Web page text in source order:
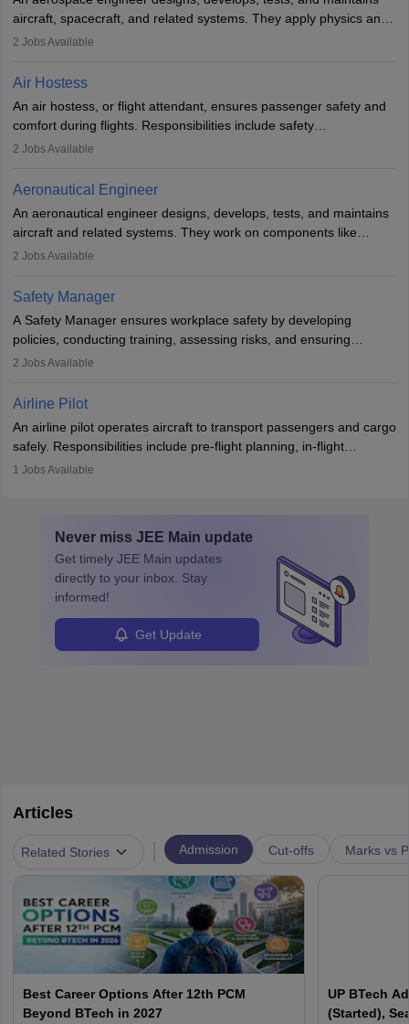
airline.
aircraft, spacecraft, and related systems. They apply physics and
engineering principles to improve aerospace technologies, often
designing components, conducting tests, and performing
requiring advanced study. The role demands analytical skills,
technical knowledge, precision, and effective communication.
2 Jobs Available
Air Hostess
An air hostess, or flight attendant, ensures passenger safety and
comfort during flights. Responsibilities include safety
demonstrations, serving meals, managing the cabin, handling
communication skills, a calm demeanour, and a service-oriented
attitude. It offers opportunities to travel and work in the dynamic
aviation and hospitality industry.
2 Jobs Available
Aeronautical Engineer
An aeronautical engineer designs, develops, tests, and maintains
aircraft and related systems. They work on components like
engines and wings, ensuring performance, safety, and efficiency.
technological innovation to improve fuel efficiency and reduce
noise. Aeronautical engineers collaborate with teams in aerospace
companies, government agencies, or research institutions,
requiring strong skills in physics, mathematics, and engineering
principles.
2 Jobs Available
Safety Manager
A Safety Manager ensures workplace safety by developing
policies, conducting training, assessing risks, and ensuring
regulatory compliance. They investigate incidents, manage
Working across industries like construction and healthcare, they
protect employees and maintain safe environments.
2 Jobs Available
Airline Pilot
An airline pilot operates aircraft to transport passengers and cargo
safely. Responsibilities include pre-flight planning, in-flight
operations, team collaboration, and post-flight duties. Pilots work
specialized training and adaptability.
1 Jobs Available
Never miss JEE Main update
Get timely JEE Main updates
directly to your inbox. Stay
informed!
Get Update
Articles
Related Stories Admission Cut-offs Marks vs
Best Career Options After 12th PCM
Beyond BTech in 2027
UP BTech
(Started),